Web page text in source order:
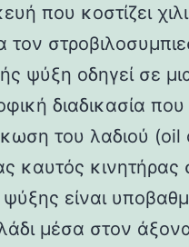
που κοστίζει
τον
ψύξη οδηγεί σε
διαδικασία
του λαδιού (oil
καυτός κινητήρας
είναι
μέσα στον